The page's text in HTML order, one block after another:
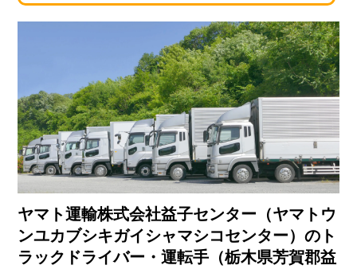
ヤマト運輸株式会社益子センター（ヤマトウ
ンユカブシキガイシャマシコセンター）のト
ラックドライバー・運転手（栃木県芳賀郡益